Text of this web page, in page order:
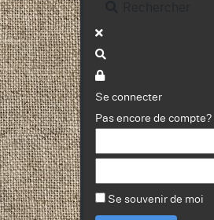
Se connecter
Pas encore de compte?
Se souvenir de moi